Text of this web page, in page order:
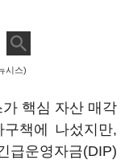
시스)
핵심 자산 매각
책에 나섰지만,
급운영자금(DIP)